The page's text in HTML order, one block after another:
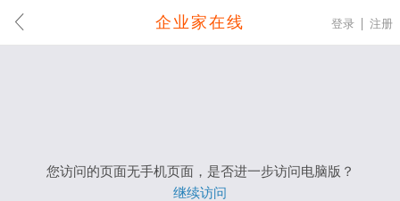
企业家在线 登录 注册
您访问的页面无手机页面，是否进一步访问电脑版？
继续访问